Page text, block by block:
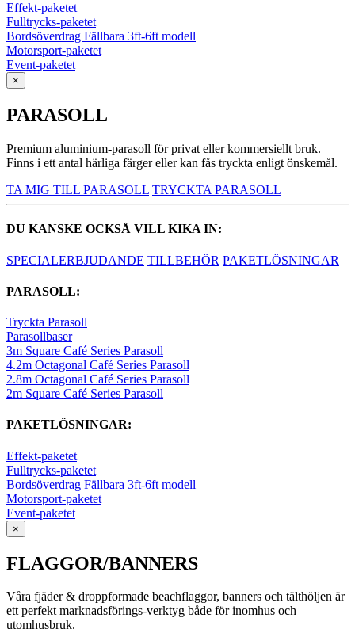
Effekt-paketet
Fulltrycks-paketet
Bordsöverdrag Fällbara 3ft-6ft modell
Motorsport-paketet
Event-paketet
×
PARASOLL
Premium aluminium-parasoll för privat eller kommersiellt bruk.
Finns i ett antal härliga färger eller kan fås tryckta enligt önskemål.
TA MIG TILL PARASOLL TRYCKTA PARASOLL
DU KANSKE OCKSÅ VILL KIKA IN:
SPECIALERBJUDANDE TILLBEHÖR PAKETLÖSNINGAR
PARASOLL:
Tryckta Parasoll
Parasollbaser
3m Square Café Series Parasoll
4.2m Octagonal Café Series Parasoll
2.8m Octagonal Café Series Parasoll
2m Square Café Series Parasoll
PAKETLÖSNINGAR:
Effekt-paketet
Fulltrycks-paketet
Bordsöverdrag Fällbara 3ft-6ft modell
Motorsport-paketet
Event-paketet
×
FLAGGOR/BANNERS
Våra fjäder & droppformade beachflaggor, banners och tälthöljen är
ett perfekt marknadsförings-verktyg både för inomhus och
utomhusbruk.